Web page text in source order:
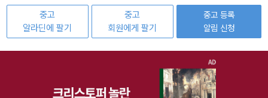
중고
알라딘에 팔기
중고
회원에게 팔기
중고 등록
알림 신청